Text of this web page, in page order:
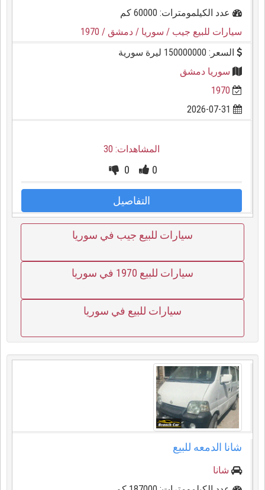
عدد الكيلمومترات: 60000 كم
سيارات للبيع جيب / سوريا / دمشق / 1970
السعر: 150000000 ليرة سورية
سوريا دمشق
1970
المشاهدات: 30
0
0
التفاصيل
سيارات للبيع جيب في سوريا
سيارات للبيع 1970 في سوريا
سيارات للبيع في سوريا
شانا الدمعه للبيع
شانا